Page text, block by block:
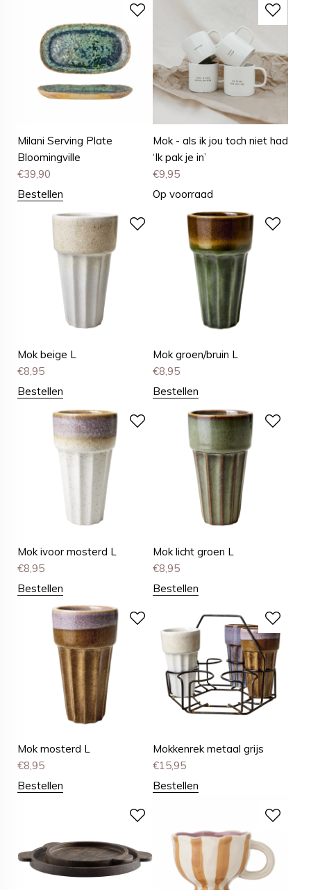
Milani Serving Plate
Bloomingville
€39,90
Bestellen
Mok - als ik jou toch niet had
‘Ik pak je in’
€9,95
Op voorraad
Mok beige L
€8,95
Bestellen
Mok groen/bruin L
€8,95
Bestellen
Mok ivoor mosterd L
€8,95
Bestellen
Mok licht groen L
€8,95
Bestellen
Mok mosterd L
€8,95
Bestellen
Mokkenrek metaal grijs
€15,95
Bestellen